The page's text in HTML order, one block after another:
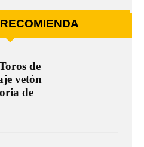
de
vetón
de